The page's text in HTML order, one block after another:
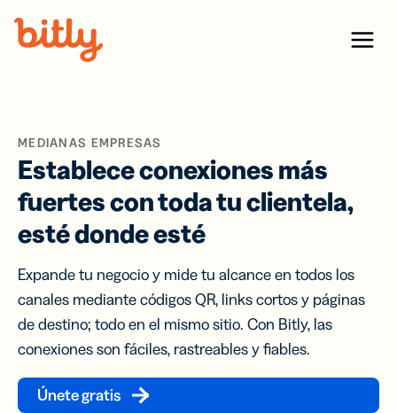
Menu
MEDIANAS EMPRESAS
Establece conexiones más
fuertes con toda tu clientela,
esté donde esté
Expande tu negocio y mide tu alcance en todos los
canales mediante códigos QR, links cortos y páginas
de destino; todo en el mismo sitio. Con Bitly, las
conexiones son fáciles, rastreables y fiables.
Únete gratis